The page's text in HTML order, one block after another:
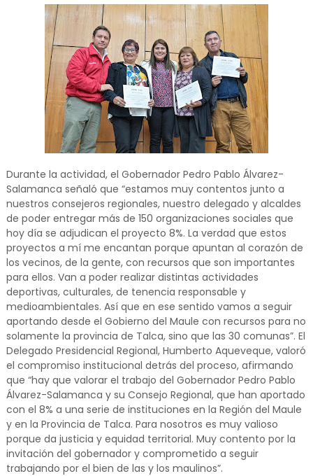
Durante la actividad, el Gobernador Pedro Pablo Álvarez-
Salamanca señaló que “estamos muy contentos junto a
nuestros consejeros regionales, nuestro delegado y alcaldes
de poder entregar más de 150 organizaciones sociales que
hoy día se adjudican el proyecto 8%. La verdad que estos
proyectos a mí me encantan porque apuntan al corazón de
los vecinos, de la gente, con recursos que son importantes
para ellos. Van a poder realizar distintas actividades
deportivas, culturales, de tenencia responsable y
medioambientales. Así que en ese sentido vamos a seguir
aportando desde el Gobierno del Maule con recursos para no
solamente la provincia de Talca, sino que las 30 comunas”. El
Delegado Presidencial Regional, Humberto Aqueveque, valoró
el compromiso institucional detrás del proceso, afirmando
que “hay que valorar el trabajo del Gobernador Pedro Pablo
Álvarez-Salamanca y su Consejo Regional, que han aportado
con el 8% a una serie de instituciones en la Región del Maule
y en la Provincia de Talca. Para nosotros es muy valioso
porque da justicia y equidad territorial. Muy contento por la
invitación del gobernador y comprometido a seguir
trabajando por el bien de las y los maulinos”.